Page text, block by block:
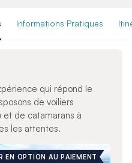
Informations Pratiques
qui répond le
de voiliers
et de catamarans à
les attentes.
EN OPTION AU PAIEMENT